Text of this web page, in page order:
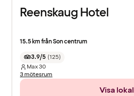
Reenskaug Hotel
15.5 km från Son centrum
3.9/5 (125)
Max30
3 mötesrum
Visa lokal